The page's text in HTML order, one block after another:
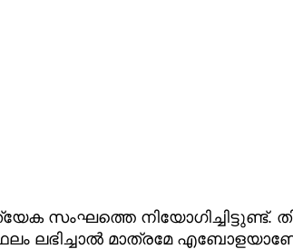
സംഘത്തെ നിയോഗിച്ചിട്ടുണ്ട്.
ലഭിച്ചാല്‍ മാത്രമേ